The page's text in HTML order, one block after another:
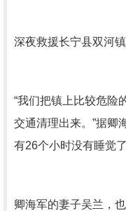
深夜救援长宁县双河
“我们把镇上比较危险
交通清理出来。”据卿
有26个小时没有睡觉了
卿海军的妻子吴兰，